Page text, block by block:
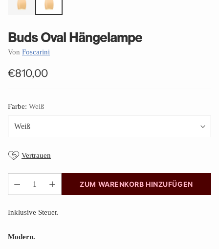
Buds Oval Hängelampe
Von Foscarini
Normaler
€810,00
Farbe: Weiß
Vertrauen
Anzahl
ZUM WARENKORB HINZUFÜGEN
Inklusive Steuer.
Modern.